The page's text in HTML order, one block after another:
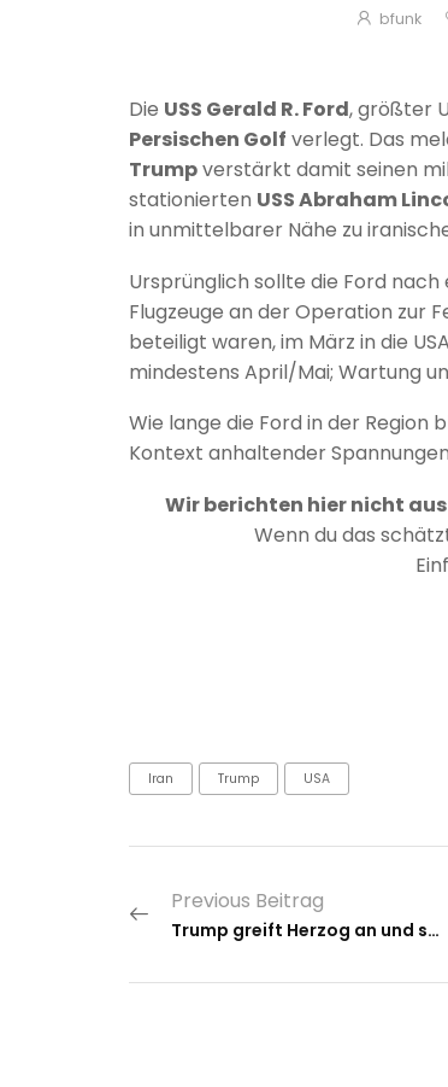
bfunk
Die USS Gerald R. Ford, größter
Persischen Golf verlegt. Das
Trumpverstärkt damit seinen
stationierten USS Abraham
in unmittelbarer Nähe zu
Ursprünglich sollte die Ford nach
Flugzeuge an der Operation zur
beteiligt waren, im März in die
mindestens April/Mai; Wartung
Wie lange die Ford in der Region
Kontext anhaltender
Wir berichten hier nicht
Wenn du das
Iran Trump USA
Previous Beitrag
Trump greift Herzog an und setzt Iran Frist